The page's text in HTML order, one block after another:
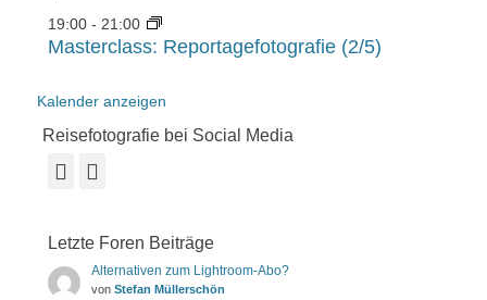
19:00 - 21:00
Masterclass: Reportagefotografie (2/5)
Kalender anzeigen
Reisefotografie bei Social Media
Facebook
Letzte Foren Beiträge
Alternativen zum Lightroom-Abo?
von Stefan Müllerschön